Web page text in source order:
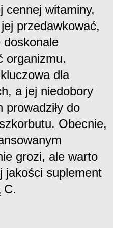
cennej witaminy,
przedawkować,
doskonale
organizmu.
dla
a jej niedobory
do
Obecnie,
grozi, ale warto
jakości suplement
C.